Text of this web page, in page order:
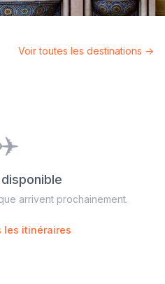
Voir toutes les destinations →
✈️
arrivent prochainement.
les itinéraires